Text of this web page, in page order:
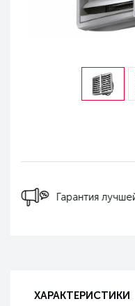
Гарантия
ХАРАКТЕРИСТИКИ